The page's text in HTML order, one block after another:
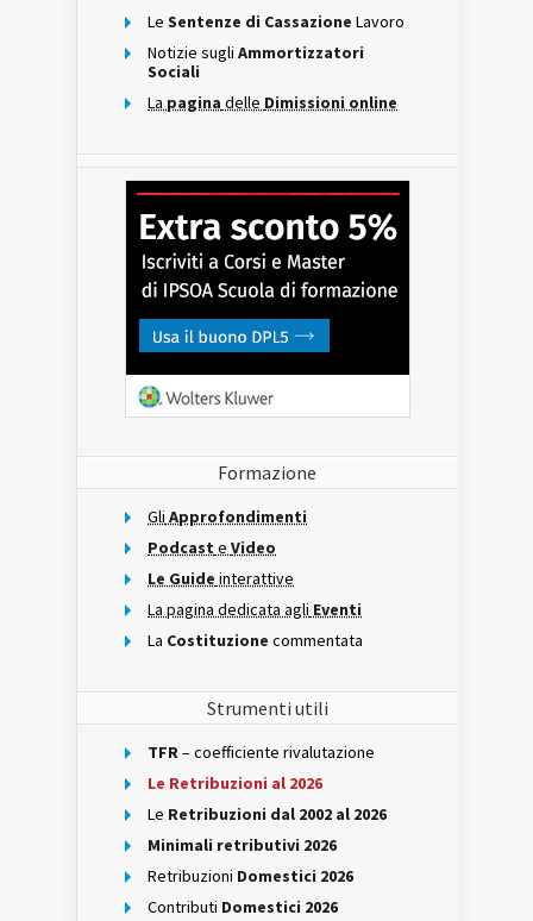
Le Sentenze di Cassazione Lavoro
Notizie sugli Ammortizzatori
Sociali
La pagina delle Dimissioni online
Formazione
Gli Approfondimenti
Podcast e Video
Le Guide interattive
La pagina dedicata agli Eventi
La Costituzione commentata
Strumenti utili
TFR– coefficiente rivalutazione
Le Retribuzioni al 2026
Le Retribuzioni dal 2002 al 2026
Minimali retributivi 2026
Retribuzioni Domestici 2026
Contributi Domestici 2026